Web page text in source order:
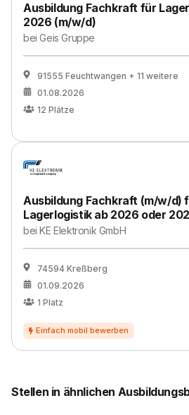
Ausbildung Fachkraft für
2026 (m/w/d)
beiGeis Gruppe
91555 Feuchtwangen + 11 weitere
01.08.2026
12 Plätze
Ausbildung Fachkraft (m/w/d)
Lagerlogistik ab 2026 oder
beiKE Elektronik GmbH
74594 Kreßberg
01.09.2026
1 Platz
Stellen in ähnlichen